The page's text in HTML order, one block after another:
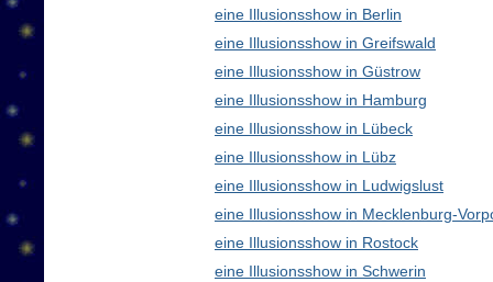
eine Illusionsshow in Berlin
eine Illusionsshow in Greifswald
eine Illusionsshow in Güstrow
eine Illusionsshow in Hamburg
eine Illusionsshow in Lübeck
eine Illusionsshow in Lübz
eine Illusionsshow in Ludwigslust
eine Illusionsshow in Mecklenburg-
eine Illusionsshow in Rostock
eine Illusionsshow in Schwerin